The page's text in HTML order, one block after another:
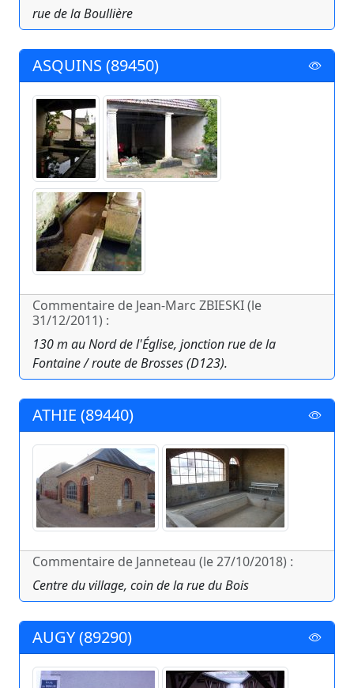
rue de la Boullière
ASQUINS (89450)
Commentaire de Jean-Marc ZBIESKI (le
31/12/2011) :
130 m au Nord de l'Église, jonction rue de la
Fontaine / route de Brosses (D123).
ATHIE (89440)
Commentaire de Janneteau (le 27/10/2018) :
Centre du village, coin de la rue du Bois
AUGY (89290)